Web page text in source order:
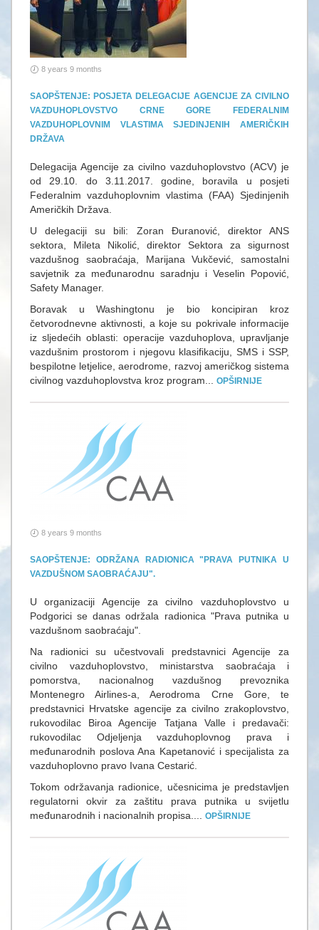
8 years 9 months
SAOPŠTENJE: POSJETA DELEGACIJE AGENCIJE ZA CIVILNO
VAZDUHOPLOVSTVO CRNE GORE FEDERALNIM
VAZDUHOPLOVNIM VLASTIMA SJEDINJENIH AMERIČKIH
DRŽAVA
Delegacija Agencije za civilno vazduhoplovstvo (ACV) je
od 29.10. do 3.11.2017. godine, boravila u posjeti
Federalnim vazduhoplovnim vlastima (FAA) Sjedinjenih
Američkih Država.
U delegaciji su bili: Zoran Đuranović, direktor ANS
sektora, Mileta Nikolić, direktor Sektora za sigurnost
vazdušnog saobraćaja, Marijana Vukčević, samostalni
savjetnik za međunarodnu saradnju i Veselin Popović,
Safety Manager.
Boravak u Washingtonu je bio koncipiran kroz
četvorodnevne aktivnosti, a koje su pokrivale informacije
iz sljedećih oblasti: operacije vazduhoplova, upravljanje
vazdušnim prostorom i njegovu klasifikaciju, SMS i SSP,
bespilotne letjelice, aerodrome, razvoj američkog sistema
civilnog vazduhoplovstva kroz program... OPŠIRNIJE
8 years 9 months
SAOPŠTENJE: ODRŽANA RADIONICA "PRAVA PUTNIKA U
VAZDUŠNOM SAOBRAĆAJU".
U organizaciji Agencije za civilno vazduhoplovstvo u
Podgorici se danas održala radionica "Prava putnika u
vazdušnom saobraćaju".
Na radionici su učestvovali predstavnici Agencije za
civilno vazduhoplovstvo, ministarstva saobraćaja i
pomorstva, nacionalnog vazdušnog prevoznika
Montenegro Airlines-a, Aerodroma Crne Gore, te
predstavnici Hrvatske agencije za civilno zrakoplovstvo,
rukovodilac Biroa Agencije Tatjana Valle i predavači:
rukovodilac Odjeljenja vazduhoplovnog prava i
međunarodnih poslova Ana Kapetanović i specijalista za
vazduhoplovno pravo Ivana Cestarić.
Tokom održavanja radionice, učesnicima je predstavljen
regulatorni okvir za zaštitu prava putnika u svijetlu
međunarodnih i nacionalnih propisa.... OPŠIRNIJE